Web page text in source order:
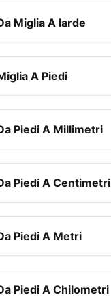
Miglia A Iarde
A Piedi
Piedi A Millimetri
Piedi A Centimetri
Piedi A Metri
Piedi A Chilometri